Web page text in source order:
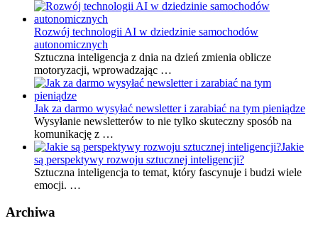
Rozwój technologii AI w dziedzinie samochodów
autonomicznych
Sztuczna inteligencja z dnia na dzień zmienia oblicze
motoryzacji, wprowadzając …
Jak za darmo wysyłać newsletter i zarabiać na tym pieniądze
Wysyłanie newsletterów to nie tylko skuteczny sposób na
komunikację z …
Jakie
są perspektywy rozwoju sztucznej inteligencji?
Sztuczna inteligencja to temat, który fascynuje i budzi wiele
emocji. …
Archiwa